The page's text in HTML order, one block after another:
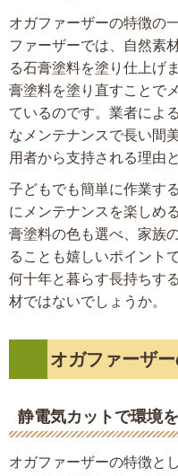
オガファーザーの特徴の
ファーザーでは、自然素
る石膏塗料を塗り仕上げ
膏塗料を塗り直すことで
ているのです。業者によ
なメンテナンスで長い間
用者から支持される理由
子どもでも簡単に作業す
にメンテナンスを楽しめ
膏塗料の色も選べ、家族
ることも嬉しいポイント
何十年と暮らす長持ちす
材ではないでしょうか。
オガファーザ
静電気カットで環境
オガファーザーの特徴と